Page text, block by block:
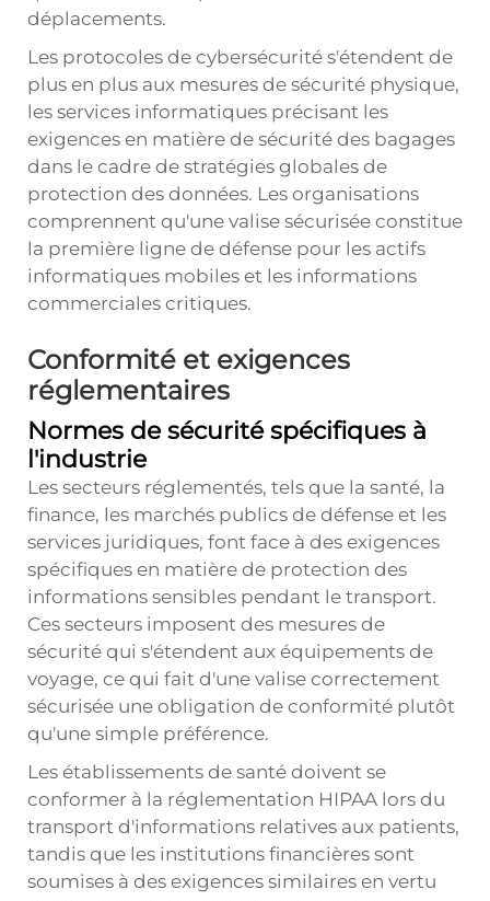
déplacements.
Les protocoles de cybersécurité s'étendent de
plus en plus aux mesures de sécurité physique,
les services informatiques précisant les
exigences en matière de sécurité des bagages
dans le cadre de stratégies globales de
protection des données. Les organisations
comprennent qu'une valise sécurisée constitue
la première ligne de défense pour les actifs
informatiques mobiles et les informations
commerciales critiques.
Conformité et exigences
réglementaires
Normes de sécurité spécifiques à
l'industrie
Les secteurs réglementés, tels que la santé, la
finance, les marchés publics de défense et les
services juridiques, font face à des exigences
spécifiques en matière de protection des
informations sensibles pendant le transport.
Ces secteurs imposent des mesures de
sécurité qui s'étendent aux équipements de
voyage, ce qui fait d'une valise correctement
sécurisée une obligation de conformité plutôt
qu'une simple préférence.
Les établissements de santé doivent se
conformer à la réglementation HIPAA lors du
transport d'informations relatives aux patients,
tandis que les institutions financières sont
soumises à des exigences similaires en vertu